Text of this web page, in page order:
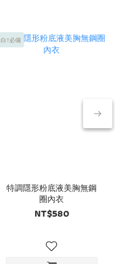
白T必備
特調隱形粉底液美胸無鋼
圈內衣
NT$580